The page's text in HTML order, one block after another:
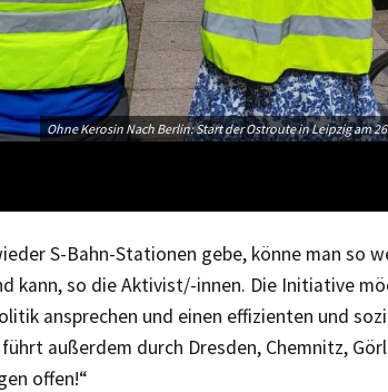
Ohne Kerosin Nach Berlin: Start der Ostroute in Leipzig am
S-Bahn-Stationen gebe, könne man so
kann, so die Aktivist/-innen. Die Initiative
ansprechen und einen effizienten und
führt außerdem durch Dresden, Chemnitz,
offen!“